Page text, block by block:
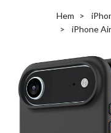
Hem
iPhone